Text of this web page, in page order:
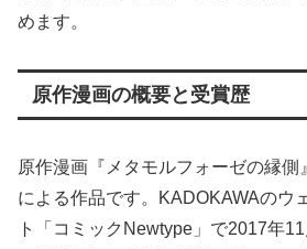
めます。
原作漫画の概要と受賞歴
原作漫画『メタモルフォーゼの縁側
による作品です。KADOKAWAのウ
ト「コミックNewtype」で2017年